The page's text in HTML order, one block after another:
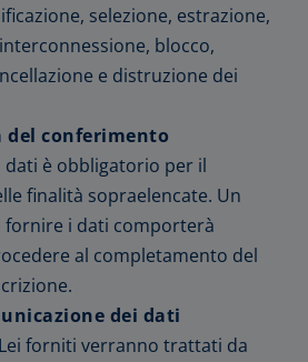
selezione, estrazione,
blocco,
e distruzione dei
del conferimento
è obbligatorio per il
finalità sopraelencate. Un
i dati comporterà
al completamento del
dei dati
forniti verranno trattati da